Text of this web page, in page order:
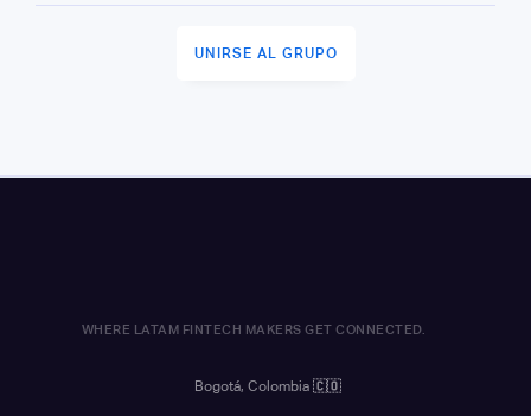
UNIRSE AL GRUPO
WHERE LATAM FINTECH MAKERS GET CONNECTED.
Bogotá, Colombia 🇨🇴